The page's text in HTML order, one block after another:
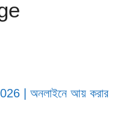
| অনলাইনে আয় করার